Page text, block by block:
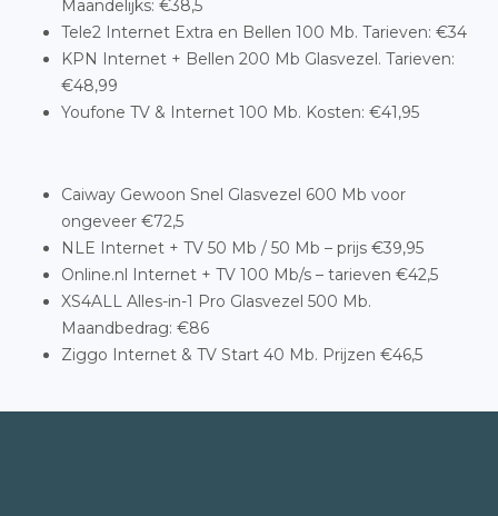
Maandelijks: €38,5
Tele2 Internet Extra en Bellen 100 Mb. Tarieven: €34
KPN Internet + Bellen 200 Mb Glasvezel. Tarieven:
€48,99
Youfone TV & Internet 100 Mb. Kosten: €41,95
Caiway Gewoon Snel Glasvezel 600 Mb voor
ongeveer €72,5
NLE Internet + TV 50 Mb / 50 Mb – prijs €39,95
Online.nl Internet + TV 100 Mb/s – tarieven €42,5
XS4ALL Alles-in-1 Pro Glasvezel 500 Mb.
Maandbedrag: €86
Ziggo Internet & TV Start 40 Mb. Prijzen €46,5